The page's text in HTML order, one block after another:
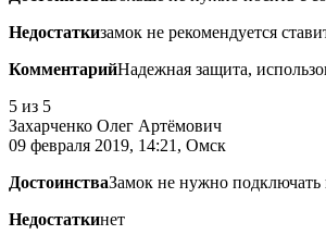
Недостаткизамок не рекомендуется
КомментарийНадежная защита,
5 из 5
Захарченко Олег Артёмович
09 февраля 2019, 14:21, Омск
ДостоинстваЗамок не нужно подключать
Недостаткинет